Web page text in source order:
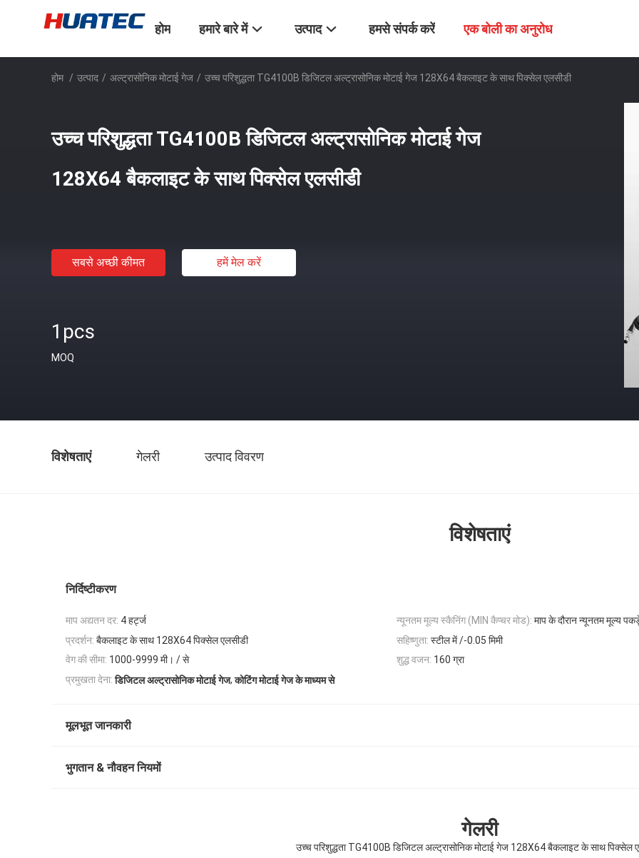
होम हमारे बारे में उत्पाद हमसे संपर्क करें एक बोली का अनुरोध
होम / उत्पाद / अल्ट्रासोनिक मोटाई गेज / उच्च परिशुद्धता TG4100B डिजिटल अल्ट्रासोनिक मोटाई गेज 128X64 बैकलाइट के साथ पिक्सेल एलसीडी
उच्च परिशुद्धता TG4100B डिजिटल अल्ट्रासोनिक मोटाई गेज
128X64 बैकलाइट के साथ पिक्सेल एलसीडी
सबसे अच्छी कीमत हमें मेल करें
1pcs
MOQ
विशेषताएं गेलरी उत्पाद विवरण
विशेषताएं
निर्दिष्टीकरण
माप अद्यतन दर: 4 हर्ट्ज न्यूनतम मूल्य स्कैनिंग (MIN कैप्चर मोड): माप के दौरान न्यूनतम मूल्य
प्रदर्शन: बैकलाइट के साथ 128X64 पिक्सेल एलसीडी सहिष्णुता: स्टील में /-0.05 मिमी
वेग की सीमा: 1000-9999 मी। / से शुद्ध वजन: 160 ग्रा
प्रमुखता देना: डिजिटल अल्ट्रासोनिक मोटाई गेज,कोटिंग मोटाई गेज के माध्यम से
मूलभूत जानकारी
भुगतान & नौवहन नियमों
गेलरी
उच्च परिशुद्धता TG4100B डिजिटल अल्ट्रासोनिक मोटाई गेज 128X64 बैकलाइट के साथ पिक्सेल